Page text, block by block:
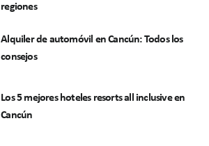
regiones
Alquiler de automóvil en Cancún: Todos los
consejos
Los 5 mejores hoteles resorts all inclusive en
Cancún